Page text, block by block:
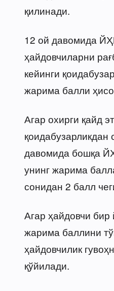
қилинади.
12 ой давомида
ҳайдовчиларни
кейинги
жарима балли
Агар охирги қайд
қоидабузарликдан
давомида бошқа
унинг жарима
сонидан 2 балл
Агар ҳайдовчи
жарима баллини
ҳайдовчилик
қўйилади.